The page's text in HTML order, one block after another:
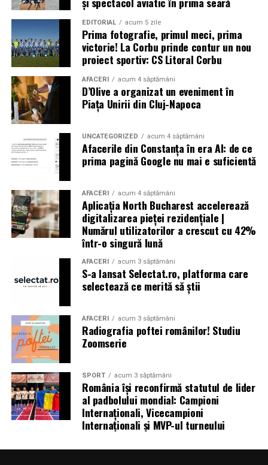
sonda nu i-au mai permis acesteia să-și încarce bateriile
solare
* Cu 6 ani în urmă (2020) a avut loc o explozie în zona
portuară a orașului Beirut, capitala Libanului. Aceasta a
fost urmată de un incendiu, câteva alte mici explozii și,
în final, de o detonație masivă, care a fost urmată de un
suflu violent. Potrivit premierului libanez, Hasan Diab,
au explodat 2.750 de tone de nitrat de amoniu
confiscate. Materialul fusese pus la păstrare într-un
depozit timp de șase ani, fără a se lua măsuri de
precauție. În urma exploziei, cel puțin 204 persoane și-
au pierdut viața, peste 6.500 au fost rănite și multe
altele au fost date dispărute. Peste 300.000 de oameni
au rămas fără locuințe în urma exploziilor devastatoare.
Autoritățile din Liban au decretat trei zile de doliu
național
Aniversări – Comemorări
– Sf. Ioan Maria Vianney, preot (Calendarul Romano-
Catolic 2026)
– 1807: S-a născut Constantin Lecca, pictor, tipograf,
editor, scriitor, traducător şi profesor; ctitorul primei
Oltenia, „Mozaicul” (3.X.1838-25.IX.1839); s-a remarcat
EDITORIAL acum 5 zile
Prima fotografie, primul meci, prima
victorie! La Corbu prinde contur un nou
proiect sportiv: CS Litoral Corbu
AFACERI acum 4 săptămâni
D’Olive a organizat un eveniment în
Piața Unirii din Cluj-Napoca
UNCATEGORIZED acum 4 săptămâni
Afacerile din Constanța în era AI: de ce
prima pagină Google nu mai e suficientă
AFACERI acum 4 săptămâni
Aplicația North Bucharest accelerează
digitalizarea pieței rezidențiale |
Numărul utilizatorilor a crescut cu 42%
într-o singură lună
AFACERI acum 3 săptămâni
S-a lansat Selectat.ro, platforma care
selectează ce merită să știi
AFACERI acum 3 săptămâni
Radiografia poftei românilor! Studiu
Zoomserie
SPORT acum 3 săptămâni
România își reconfirmă statutul de lider
al padbolului mondial: Campioni
Internaționali, Vicecampioni
Internaționali și MVP-ul turneului